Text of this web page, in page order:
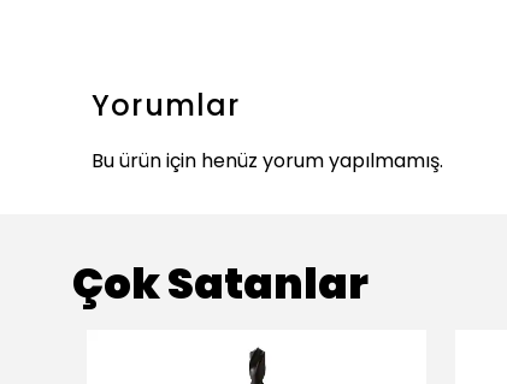
Yorumlar
Bu ürün için henüz yorum yapılmamış.
Çok Satanlar